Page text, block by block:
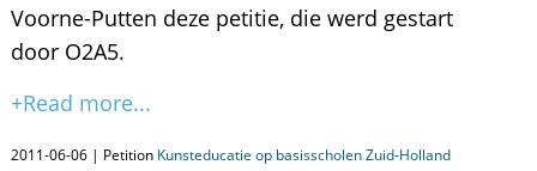
Voorne-Putten deze petitie, die werd gestart
door O2A5.
+Read more...
2011-06-06 | Petition Kunsteducatie op basisscholen Zuid-Holland